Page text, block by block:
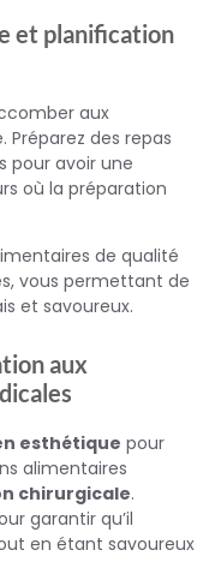
et planification
aux
des repas
pour avoir une
où la préparation
de qualité
vous permettant de
et savoureux.
aux
esthétique pour
alimentaires
chirurgicale.
garantir qu’il
en étant savoureux